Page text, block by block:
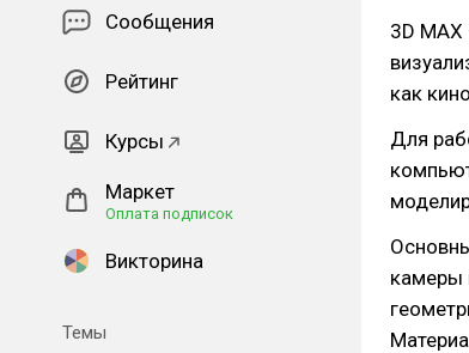
Сообщения
Рейтинг
Курсы
Маркет
Оплата подписок
Викторина
Темы
3D
как
Для
камеры